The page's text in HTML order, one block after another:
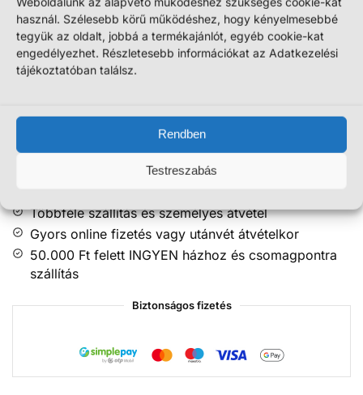
használ. Szélesebb körű működéshez, hogy kényelmesebbé
tegyük az oldalt, jobbá a termékajánlót, egyéb cookie-kat
engedélyezhet. Részletesebb információkat az Adatkezelési
tájékoztatóban találsz.
Rendben
Testreszabás
GLS csomagpont/automata: Várható kézbesítés:
augusztus 11-12.
MPL postapont/automata: Várható kézbesítés:
augusztus 11-14.
Kosárba teszem
Magyar tulajdonú megbízható webáruház!
Többféle szállítás és személyes átvétel
Gyors online fizetés vagy utánvét átvételkor
50.000 Ft felett INGYEN házhoz és csomagpontra
szállítás
Biztonságos fizetés